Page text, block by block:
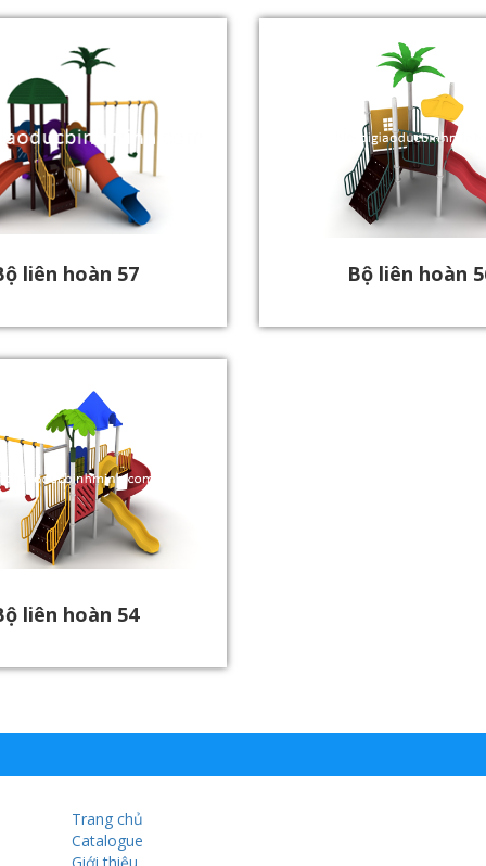
liên hoàn 57 Bộ liên hoàn
liên hoàn 54
Trang chủ
Catalogue